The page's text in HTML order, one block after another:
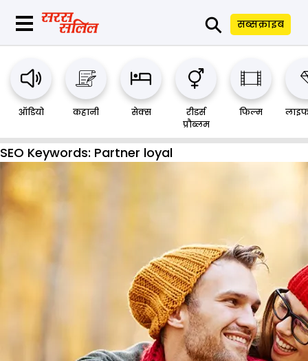
⚲ सब्सक्राइब
ऑडियो कहानी सेक्स
रीडर्स
प्रौब्लम
फिल्म
SEO Keywords: Partner loyal